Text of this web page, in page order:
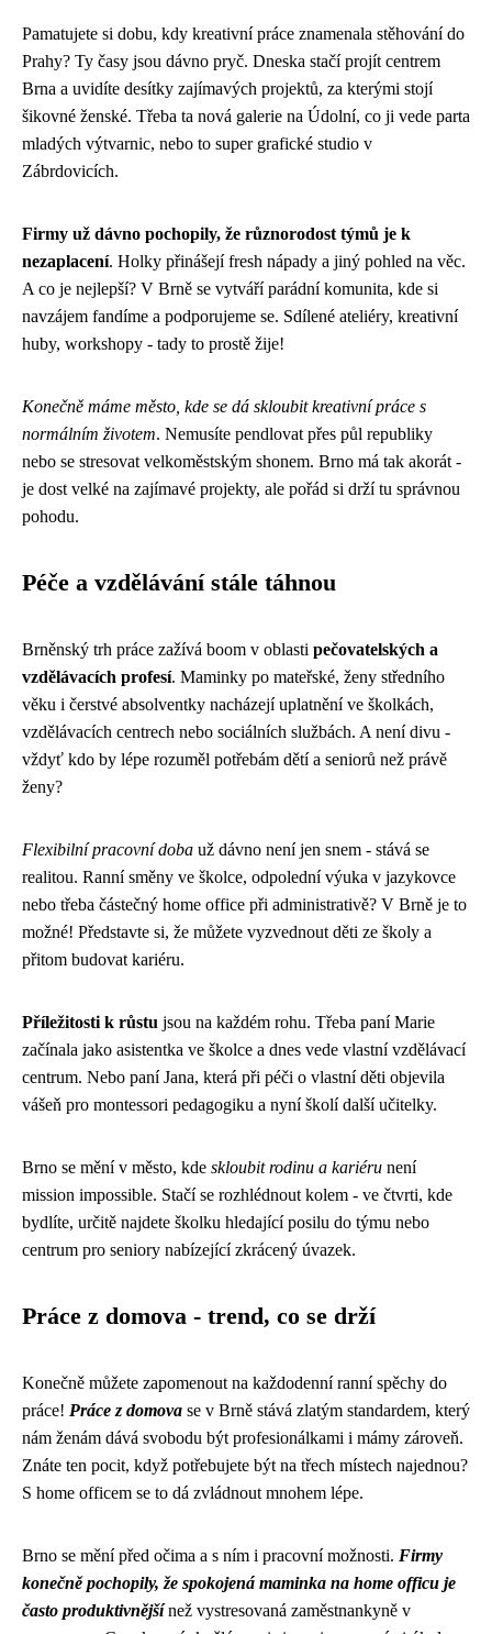
Pamatujete si dobu, kdy kreativní práce znamenala stěhování do
Prahy? Ty časy jsou dávno pryč. Dneska stačí projít centrem
Brna a uvidíte desítky zajímavých projektů, za kterými stojí
šikovné ženské. Třeba ta nová galerie na Údolní, co ji vede parta
mladých výtvarnic, nebo to super grafické studio v
Zábrdovicích.
Firmy už dávno pochopily, že různorodost týmů je k
nezaplacení. Holky přinášejí fresh nápady a jiný pohled na věc.
A co je nejlepší? V Brně se vytváří parádní komunita, kde si
navzájem fandíme a podporujeme se. Sdílené ateliéry, kreativní
huby, workshopy - tady to prostě žije!
Konečně máme město, kde se dá skloubit kreativní práce s
normálním životem. Nemusíte pendlovat přes půl republiky
nebo se stresovat velkoměstským shonem. Brno má tak akorát -
je dost velké na zajímavé projekty, ale pořád si drží tu správnou
pohodu.
Péče a vzdělávání stále táhnou
Brněnský trh práce zažívá boom v oblasti pečovatelských a
vzdělávacích profesí. Maminky po mateřské, ženy středního
věku i čerstvé absolventky nacházejí uplatnění ve školkách,
vzdělávacích centrech nebo sociálních službách. A není divu -
vždyť kdo by lépe rozuměl potřebám dětí a seniorů než právě
ženy?
Flexibilní pracovní doba už dávno není jen snem - stává se
realitou. Ranní směny ve školce, odpolední výuka v jazykovce
nebo třeba částečný home office při administrativě? V Brně je to
možné! Představte si, že můžete vyzvednout děti ze školy a
přitom budovat kariéru.
Příležitosti k růstu jsou na každém rohu. Třeba paní Marie
začínala jako asistentka ve školce a dnes vede vlastní vzdělávací
centrum. Nebo paní Jana, která při péči o vlastní děti objevila
vášeň pro montessori pedagogiku a nyní školí další učitelky.
Brno se mění v město, kde skloubit rodinu a kariéru není
mission impossible. Stačí se rozhlédnout kolem - ve čtvrti, kde
bydlíte, určitě najdete školku hledající posilu do týmu nebo
centrum pro seniory nabízející zkrácený úvazek.
Práce z domova - trend, co se drží
Konečně můžete zapomenout na každodenní ranní spěchy do
práce! Práce z domova se v Brně stává zlatým standardem, který
nám ženám dává svobodu být profesionálkami i mámy zároveň.
Znáte ten pocit, když potřebujete být na třech místech najednou?
S home officem se to dá zvládnout mnohem lépe.
Brno se mění před očima a s ním i pracovní možnosti. Firmy
konečně pochopily, že spokojená maminka na home officu je
často produktivnějšínež vystresovaná zaměstnankyně v